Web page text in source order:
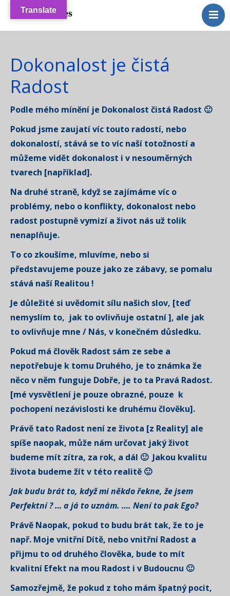
Golden Times
++++ Home / Golden
Blog
GDPR
Kontakt
Recenze
Archiv / + Odkazy
Dokonalost je čistá
Radost
Podle mého mínění je Dokonalost čistá Radost 🙂
Pokud jsme zaujatí víc touto radostí, nebo
dokonalostí, stává se to víc naší totožností a
můžeme vidět dokonalost i v nesouměrných
tvarech [například].
Na druhé straně, když se zajímáme víc o
problémy, nebo o konflikty, dokonalost nebo
radost postupně vymizí a život nás už tolik
nenaplňuje.
To co zkoušíme, mluvíme, nebo si
představujeme pouze jako ze zábavy, se pomalu
stává naší Realitou !
Je důležité si uvědomit sílu našich slov, [teď
nemyslím to, jak to ovlivňuje ostatní ], ale jak
to ovlivňuje mne / Nás, v konečném důsledku.
Pokud má člověk Radost sám ze sebe a
nepotřebuje k tomu Druhého, je to známka že
něco v něm funguje Dobře, je to ta Pravá Radost.
[mé vysvětlení je pouze obrazné, pouze k
pochopení nezávislosti ke druhému člověku].
Právě tato Radost není ze života [z Reality] ale
spíše naopak, může nám určovat jaký život
budeme mít zítra, za rok, a dál 🙂 Jakou kvalitu
života budeme žít v této realitě 🙂
Jak budu brát to, když mi někdo řekne, že jsem
Perfektní ? … a já to uznám. …. Není to pak Ego?
Právě Naopak, pokud to budu brát tak, že to je
např. Moje vnitřní Dítě, nebo vnitřní Radost a
přijmu to od druhého člověka, bude to mít
kvalitní Efekt na mou Radost i v Budoucnu 🙂
Samozřejmě, že pokud z toho mám špatný pocit,
Translate